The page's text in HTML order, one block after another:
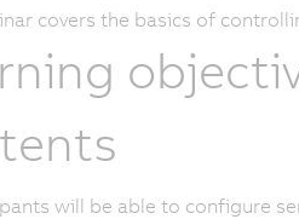
covers the basics of
will be able to configure